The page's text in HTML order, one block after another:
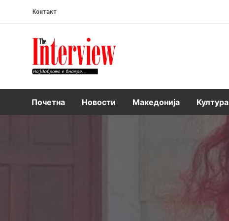
Контакт
Интервју
Почетна Новости Македонија Култура